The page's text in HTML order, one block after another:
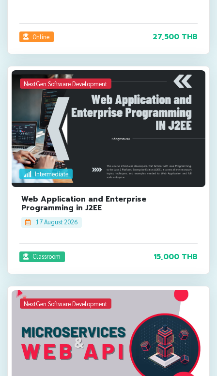
Online 27,500 THB
NextGen Software Development
Intermediate
Web Application and Enterprise
Programming in J2EE
17 August 2026
Classroom 15,000 THB
NextGen Software Development